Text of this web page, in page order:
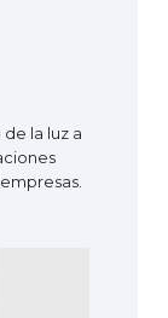
la luz a